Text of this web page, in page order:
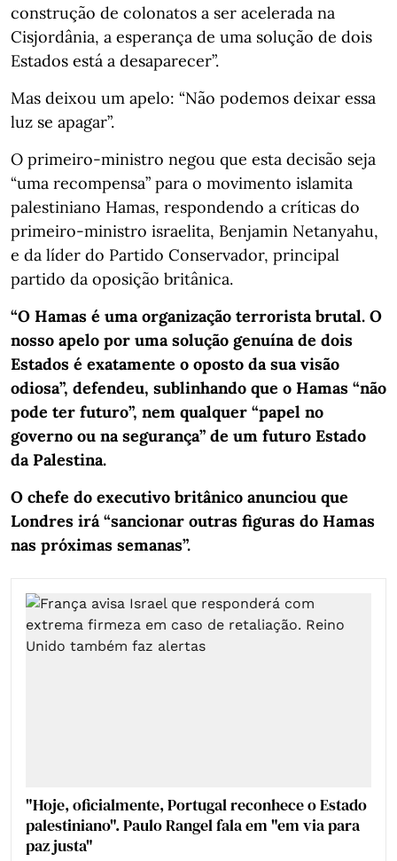
construção de colonatos a ser acelerada na
Cisjordânia, a esperança de uma solução de dois
Estados está a desaparecer”.
Mas deixou um apelo: “Não podemos deixar essa
luz se apagar”.
O primeiro-ministro negou que esta decisão seja
“uma recompensa” para o movimento islamita
palestiniano Hamas, respondendo a críticas do
primeiro-ministro israelita, Benjamin Netanyahu,
e da líder do Partido Conservador, principal
partido da oposição britânica.
“O Hamas é uma organização terrorista brutal. O
nosso apelo por uma solução genuína de dois
Estados é exatamente o oposto da sua visão
odiosa”, defendeu, sublinhando que o Hamas “não
pode ter futuro”, nem qualquer “papel no
governo ou na segurança” de um futuro Estado
da Palestina.
O chefe do executivo britânico anunciou que
Londres irá “sancionar outras figuras do Hamas
nas próximas semanas”.
"Hoje, oficialmente, Portugal reconhece o Estado
palestiniano". Paulo Rangel fala em "em via para
paz justa"